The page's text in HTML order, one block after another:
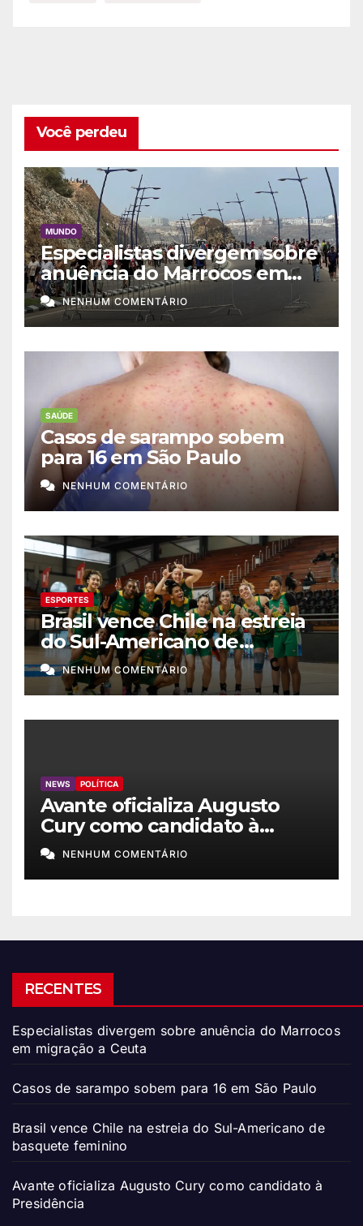
Você perdeu
MUNDO
Especialistas divergem sobre
anuência do Marrocos em
migração a Ceuta
NENHUM COMENTÁRIO
SAÚDE
Casos de sarampo sobem
para 16 em São Paulo
NENHUM COMENTÁRIO
ESPORTES
Brasil vence Chile na estreia
do Sul-Americano de
basquete feminino
NENHUM COMENTÁRIO
NEWS POLÍTICA
Avante oficializa Augusto
Cury como candidato à
Presidência
NENHUM COMENTÁRIO
RECENTES
Especialistas divergem sobre anuência do Marrocos
em migração a Ceuta
Casos de sarampo sobem para 16 em São Paulo
Brasil vence Chile na estreia do Sul-Americano de
basquete feminino
Avante oficializa Augusto Cury como candidato à
Presidência